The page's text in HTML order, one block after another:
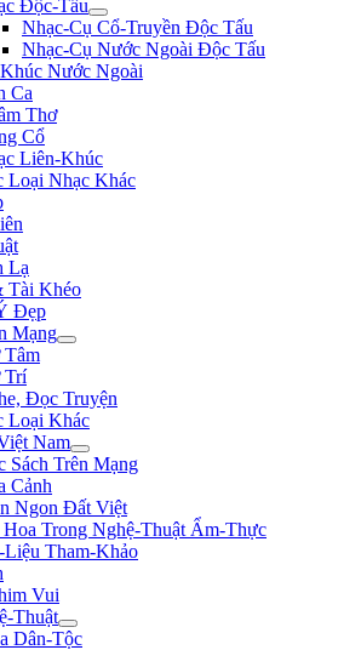
Độc-Tấu
Nhạc-Cụ Cổ-Truyền Độc Tấu
Nhạc-Cụ Nước Ngoài Độc Tấu
Nước Ngoài
Ca
Thơ
Cổ
Liên-Khúc
Loại Nhạc Khác
Lạ
Tài Khéo
Đẹp
Mạng
Trí
Đọc Truyện
Loại Khác
Nam
Sách Trên Mạng
Cảnh
Ngon Đất Việt
Trong Nghệ-Thuật Ẩm-Thực
Liệu Tham-Khảo
Vui
Thuật
Dân-Tộc